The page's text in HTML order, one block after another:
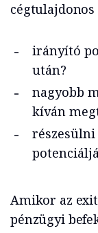
cégtulajdonos
irányító
után?
nagyobb
kíván
részesülni
Amikor az
pénzügyi